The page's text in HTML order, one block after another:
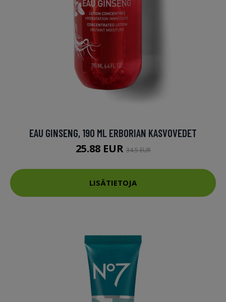
EAU GINSENG, 190 ML ERBORIAN KASVOVEDET
25.88 EUR34.5 EUR
LISÄTIETOJA